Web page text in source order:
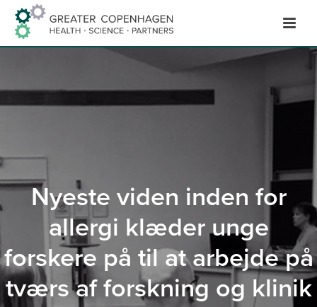
Hop
til
indhold
Nyeste viden inden for
allergi klæder unge
forskere på til at arbejde på
tværs af forskning og klinik